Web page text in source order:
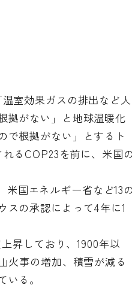
室効果ガスの排出など人
拠がない」と地球温暖化
で根拠がない」とするト
るCOP23を前に、米国
米国エネルギー省など13
スの承認によって4年に1
昇しており、1900年以
火事の増加、積雪が減る
る。